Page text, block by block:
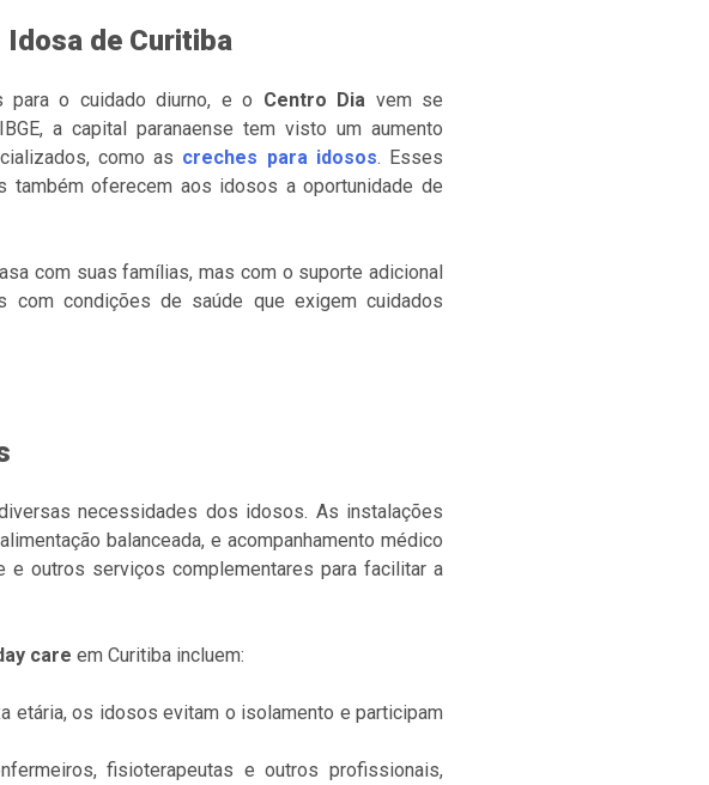
Idosa de Curitiba
para o cuidado diurno, e o Centro Dia vem se
a capital paranaense tem visto um aumento
como as creches para idosos. Esses
oferecem aos idosos a oportunidade de
com suas famílias, mas com o suporte adicional
com condições de saúde que exigem cuidados
necessidades dos idosos. As instalações
balanceada, e acompanhamento médico
outros serviços complementares para facilitar a
care em Curitiba incluem:
etária, os idosos evitam o isolamento e participam
fisioterapeutas e outros profissionais,